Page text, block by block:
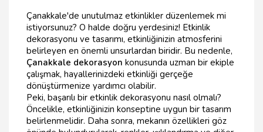
Çanakkale'de unutulmaz etkinlikler düzenlemek mi
istiyorsunuz? O halde doğru yerdesiniz! Etkinlik
dekorasyonu ve tasarımı, etkinliğinizin atmosferini
belirleyen en önemli unsurlardan biridir. Bu nedenle,
Çanakkale dekorasyon konusunda uzman bir ekiple
çalışmak, hayallerinizdeki etkinliği gerçeğe
dönüştürmenize yardımcı olabilir.
Peki, başarılı bir etkinlik dekorasyonu nasıl olmalı?
Öncelikle, etkinliğinizin konseptine uygun bir tasarım
belirlenmelidir. Daha sonra, mekanın özellikleri göz